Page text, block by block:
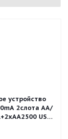
устройство
2слота АА/
USB)